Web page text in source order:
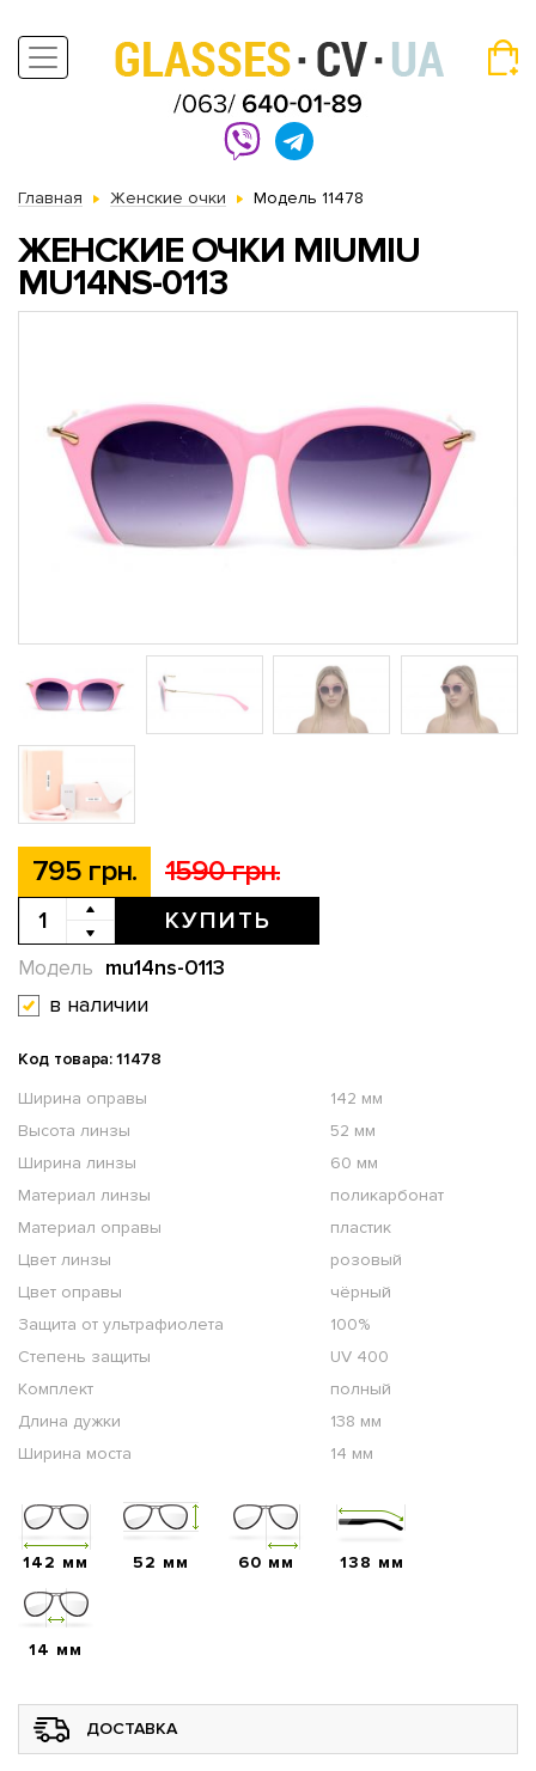
Главная Женские очки Модель 11478
ЖЕНСКИЕ ОЧКИ MIUMIU
MU14NS-0113
795 грн. 1590 грн.
КУПИТЬ
mu14ns-0113
Модель
в наличии
Код товара: 11478
Ширина оправы
142 мм
Высота линзы
52 мм
Ширина линзы
60 мм
Материал линзы
поликарбонат
Материал оправы
пластик
Цвет линзы
розовый
Цвет оправы
чёрный
Защита от ультрафиолета
100%
Степень защиты
UV 400
Комплект
полный
Длина дужки
138 мм
Ширина моста
14 мм
142 мм 52 мм 60 мм 138 мм
14 мм
ДОСТАВКА